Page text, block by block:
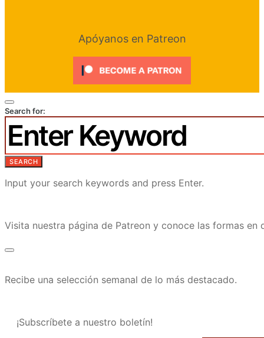
Apóyanos en Patreon
Search for:
SEARCH
Input your search keywords and press Enter.
Visita nuestra página de Patreon y conoce las formas en
Recibe una selección semanal de lo más destacado.
¡Subscríbete a nuestro boletín!